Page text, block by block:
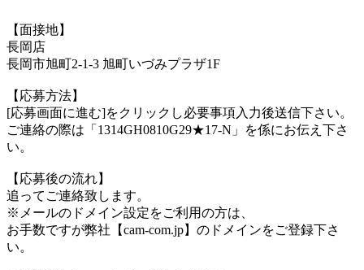
【面接地】
長岡店
長岡市旭町2-1-3 旭町いづみプラザ1F
【応募方法】
[応募画面に進む]をクリックし必要事項入力後送信下さい。
ご連絡の際は「1314GH0810G29★17-N」を係にお伝え下さ
い。
【応募後の流れ】
追ってご連絡致します。
※メールのドメイン設定をご利用の方は、
お手数ですが弊社【cam-com.jp】のドメインをご登録下さ
い。